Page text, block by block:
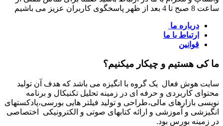
ساعت 8 صبح تا 4 بعد از ظهر پاسخگوی کاربران عزیز می باشیم
درباره ما
ارتباط با ما
قوانین
ما کی هستیم و چیکار میکنیم؟
سایت هوش فعال یک گروه با انگیزه می باشد که هدف آن تولید
محتوای کاربردی و حرفه ای در زمینه تحلیل تکنیکال و برنامه
نویسی بازارهای مالی،طراحی و تولید فیلتر هایی بورسی،پادکستهای
انگیزشی و آموزشی و ارائه کتابهای صوتی و الکترونیکی اختصاصی
در زمینه بورس بود.